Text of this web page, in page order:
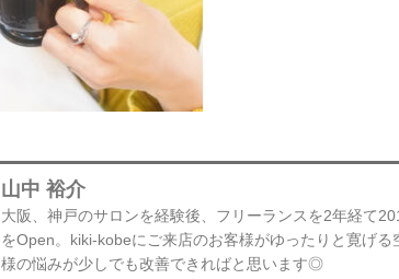
山中 裕介
大阪、神戸のサロンを経験後、フリーランスを2年経て
をOpen。kiki-kobeにご来店のお客様がゆったりと寛げ
様の悩みが少しでも改善できればと思います◎